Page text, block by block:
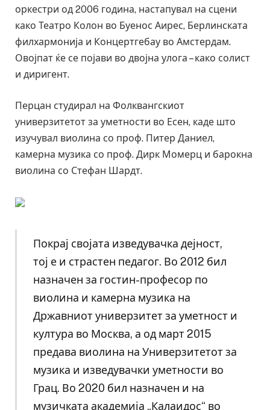
оркестри од 2006 година, настапувал на сцени
како Театро Колон во Буенос Аирес, Берлинската
филхармонија и Концертгебау во Амстердам.
Овојпат ќе се појави во двојна улога – како солист
и диригент.
Перцан студирал на Фолквангскиот
универзитетот за уметности во Есен, каде што
изучувал виолина со проф. Питер Даниел,
камерна музика со проф. Дирк Момерц и барокна
виолина со Стефан Шардт.
Покрај својата изведувачка дејност,
тој е и страстен педагог. Во 2012 бил
назначен за гостин-професор по
виолина и камерна музика на
Државниот универзитет за уметност и
култура во Москва, а од март 2015
предава виолина на Универзитетот за
музика и изведувачки уметности во
Грац. Во 2020 бил назначен и на
музичката академија „Калаидос“ во